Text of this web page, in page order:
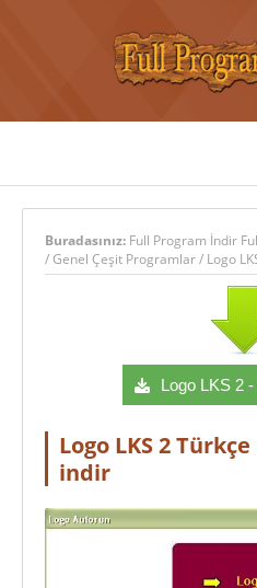
Buradasınız: Full Program İndir
/Genel Çeşit Programlar/ Logo
Logo LKS 2
Logo LKS 2
indir